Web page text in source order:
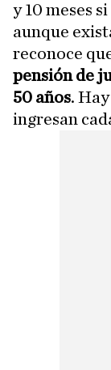
y 10 meses
aunque
reconoce
pensión de
50 años.
ingresan